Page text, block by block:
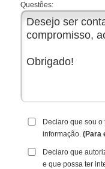
Questões:
Declaro que sou
informação. (Para
Declaro que
e que possa ter